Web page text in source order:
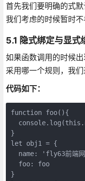
首先我们要明确的式
我们考虑的时候暂时不
5.1 隐式绑定与显式
如果函数调用的时候
采用哪一个规则，我们
代码如下：
function foo(){
}
let obj1 = {
name: 'fly63前端
  foo: foo
}